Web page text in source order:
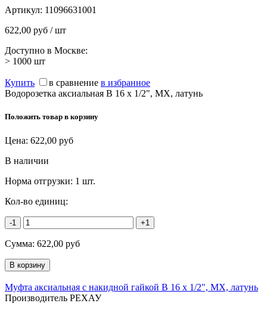
Артикул: 11096631001
622,00 руб / шт
Доступно в Москве:
> 1000 шт
Купить в сравнение в избранное
Водорозетка аксиальная В 16 х 1/2", MX, латунь
Положить товар в корзину
Цена: 622,00 руб
В наличии
Норма отгрузки: 1 шт.
Кол-во единиц:
-1 +1
Сумма: 622,00 руб
Муфта аксиальная с накидной гайкой В 16 х 1/2", MX, латунь
Производитель РЕХАУ